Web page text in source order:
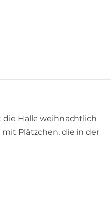
die Halle weihnachtlich
Plätzchen, die in der